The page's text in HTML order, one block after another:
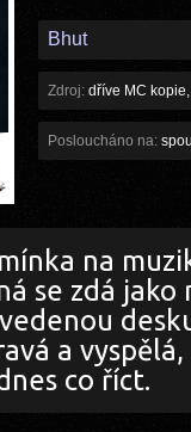
Bhut
Zdroj: dříve MC
Posloucháno na:
na
se zdá jako
a
co říct.